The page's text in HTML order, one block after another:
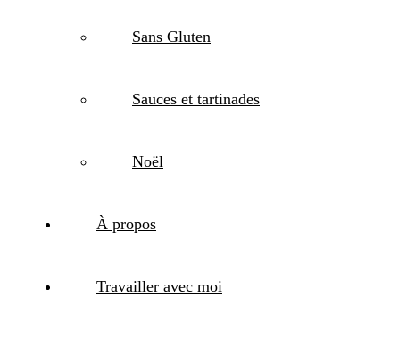
Sans Gluten
Sauces et tartinades
Noël
À propos
Travailler avec moi